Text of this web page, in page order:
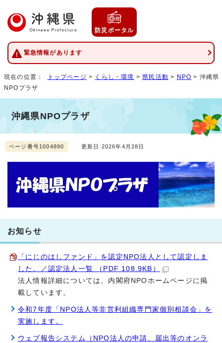
防災ポータル
緊急情報があります
現在の位置： トップページ > くらし・環境 > 県民活動 > NPO > 沖縄県
NPOプラザ
沖縄県NPOプラザ
ページ番号1004890 更新日 2026年4月28日
お知らせ
「にじのはしファンド」を認定NPO法人として認定しま
した。／認定法人一覧 （PDF 108.9KB）
法人情報詳細については、内閣府NPOホームページに掲
載しています。
令和7年度「NPO法人等非営利組織専門家個別相談会」を
実施します。
ウェブ報告システム（NPO法人の申請、届出等のオンラ